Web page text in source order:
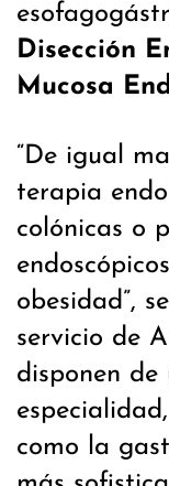
Disección
Mucosa
“De igual
terapia
colónicas o
obesidad”,
servicio de
disponen
como la